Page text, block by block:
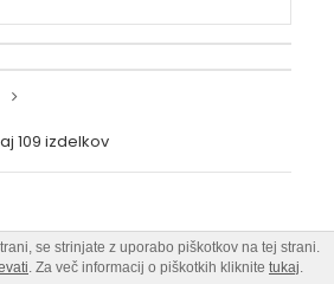
109 izdelkov
se strinjate z uporabo piškotkov na tej strani.
. Za več informacij o piškotkih kliknite tukaj.